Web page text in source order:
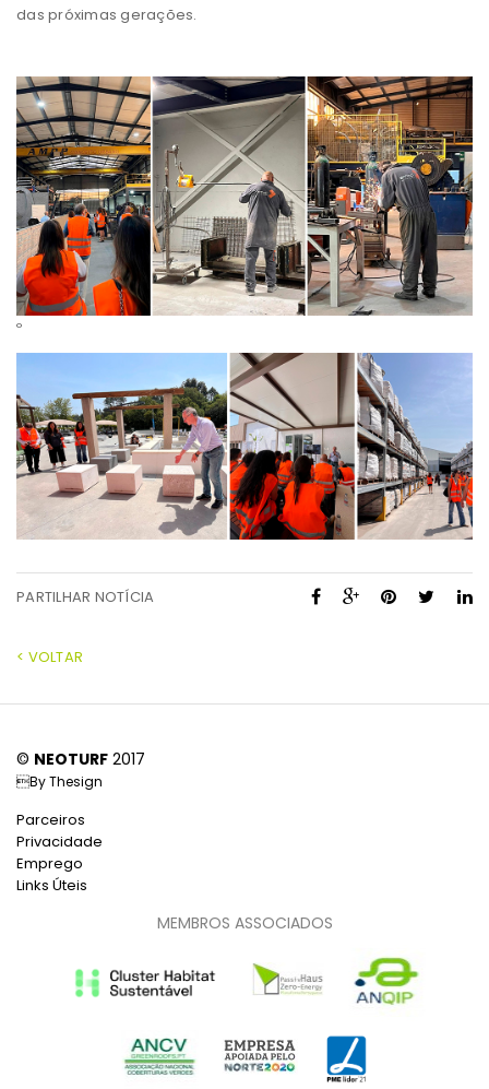
das próximas gerações.
º
PARTILHAR NOTÍCIA
< VOLTAR
© NEOTURF 2017
ByThesign
Parceiros
Privacidade
Emprego
Links Úteis
MEMBROS ASSOCIADOS